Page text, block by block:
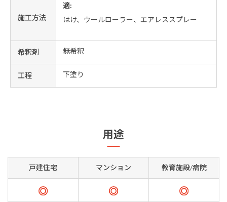
施工方法
適:
はけ、ウールローラー、エアレススプレー
希釈剤 無希釈
工程 下塗り
用途
戸建住宅 マンション 教育施設/病院